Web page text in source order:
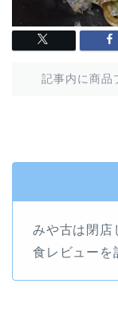
記事内に商品
みや古は閉店
食レビューを